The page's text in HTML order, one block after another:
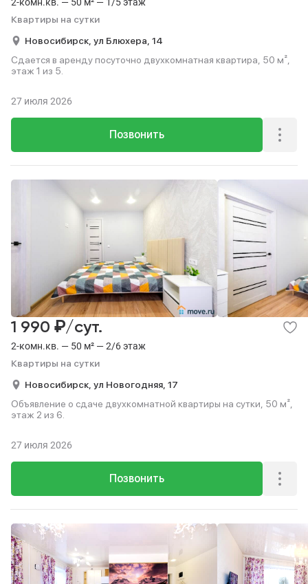
Квартиры на сутки
Новосибирск, ул Блюхера, 14
Сдается в аренду посуточно двухкомнатная квартира, 50 м²,
этаж 1 из 5.
Позвонить
27 июля 2026
2-комн.кв. — 50 м² — 2/6 этаж
Квартиры на сутки
1 990 ₽/сут.
Новосибирск, ул Новогодняя, 17
Объявление о сдаче двухкомнатной квартиры на сутки, 50 м²,
этаж 2 из 6.
Позвонить
27 июля 2026